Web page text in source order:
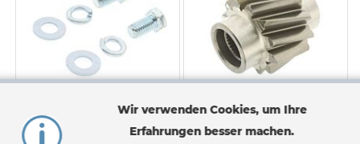
Wir verwenden Cookies, um Ihre
Erfahrungen besser machen.
2er Set Schrauben CTIS
Eingangsritzel
Schrägverzahnt 12K